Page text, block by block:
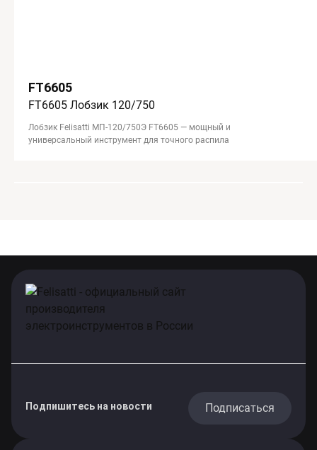
FT6605
FT6605 Лобзик 120/750
Лобзик Felisatti МП-120/750Э FT6605 — мощный и
универсальный инструмент для точного распила
Подпишитесь на новости Подписаться